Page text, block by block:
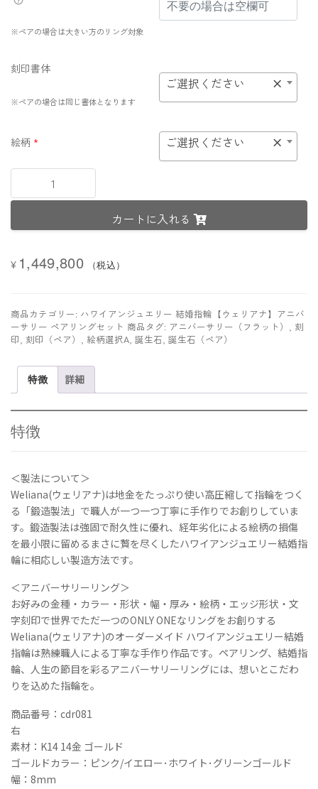
※ペアの場合は大きい方のリング対象
刻印書体
※ペアの場合は同じ書体となります
×
ご選択ください
絵柄 * ×
ご選択ください
ン
イ
ロ
ワ
イ
ト･
リ
ゴ
ー
ル
《
Tri
color
Double
cutout
(ト
ラ
カ
ラ
ー
ダ
ブ
ル
カ
ト
ア
ウ
ト)
》
カートに入れる
¥ 1,449,800 （税込）
商品カテゴリー: ハワイアンジュエリー 結婚指輪【ウェリアナ】アニバ
ーサリー ペアリングセット 商品タグ: アニバーサリー（フラット） , 刻
印, 刻印（ペア） , 絵柄選択A, 誕生石, 誕生石（ペア）
特徴 詳細
特徴
＜製法について＞
Weliana(ウェリアナ)は地金をたっぷり使い高圧縮して指輪をつく
る「鍛造製法」で職人が一つ一つ丁寧に手作りでお創りしていま
す。鍛造製法は強固で耐久性に優れ、経年劣化による絵柄の損傷
を最小限に留めるまさに贅を尽くしたハワイアンジュエリー結婚指
輪に相応しい製造方法です。
＜アニバーサリーリング＞
お好みの金種・カラー・形状・幅・厚み・絵柄・エッジ形状・文
字刻印で世界でただ一つのONLY ONEなリングをお創りする
Weliana(ウェリアナ)のオーダーメイド ハワイアンジュエリー結婚
指輪は熟練職人による丁寧な手作り作品です。ペアリング、結婚指
輪、人生の節目を彩るアニバーサリーリングには、想いとこだわ
りを込めた指輪を。
商品番号：cdr081
右
素材：K14 14金 ゴールド
ゴールドカラー：ピンク/イエロー･ホワイト･グリーンゴールド
幅：8mm